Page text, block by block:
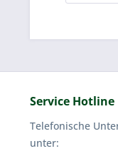
Service Hotline
Telefonische
unter: